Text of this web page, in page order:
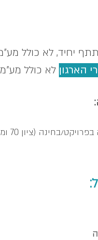
לא כולל מע"מ
בחינה (ציון 70 ומעלה)